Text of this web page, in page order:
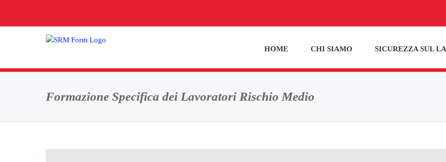
contenuto
HOME CHI SIAMO SICUREZZA SUL
Formazione Specifica dei Lavoratori Rischio Medio